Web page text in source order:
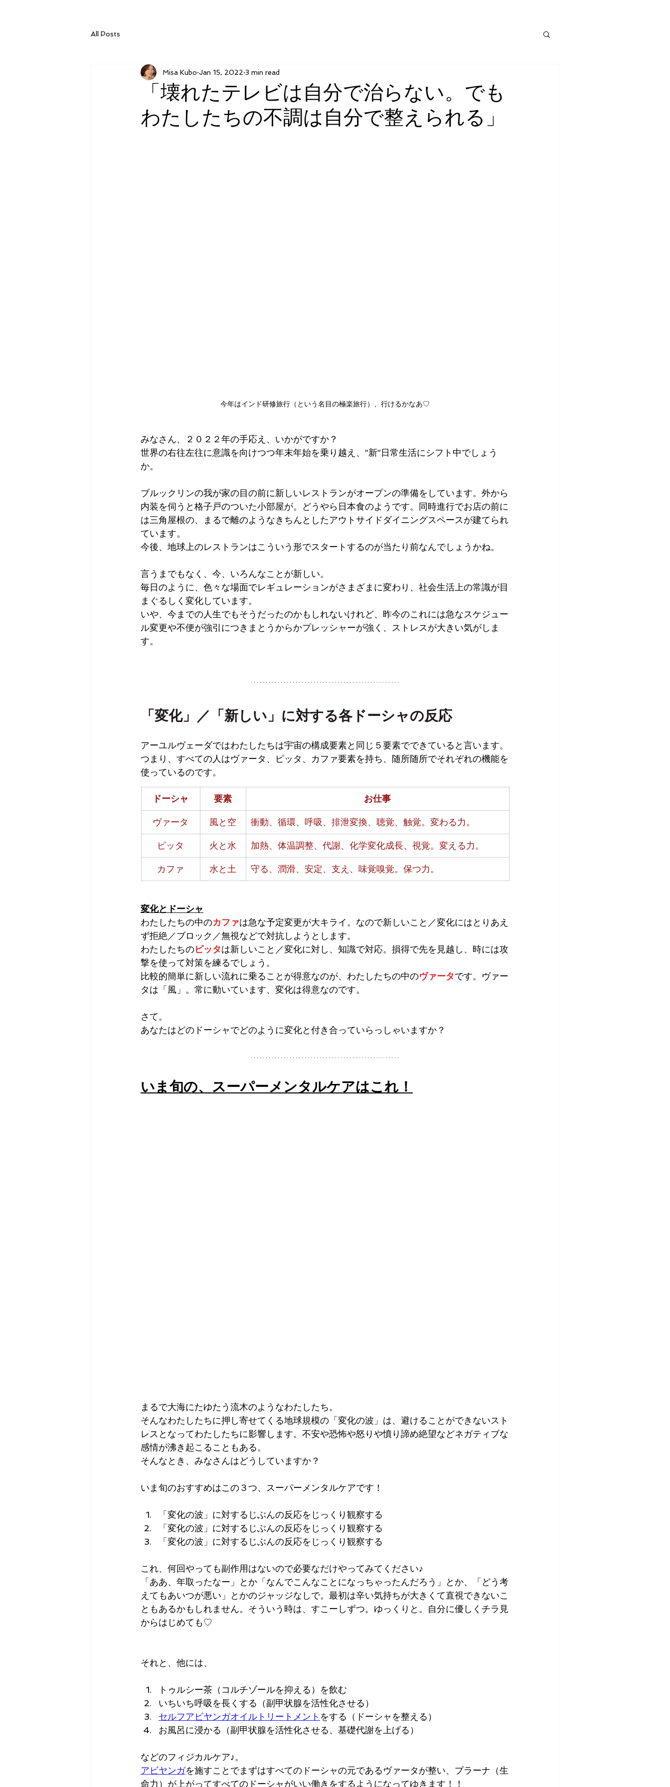
All Posts
「壊れたテレビは自分で治らない。でも
わたしたちの不調は自分で整えられる」
Misa Kubo Jan 15, 2022 3 min read
今年はインド研修旅行（という名目の極楽旅行）、行けるかなあ♡
みなさん、２０２２年の手応え、いかがですか？
世界の右往左往に意識を向けつつ年末年始を乗り越え、”新”日常生活にシフト中でしょう
か。
ブルックリンの我が家の目の前に新しいレストランがオープンの準備をしています。外から
内装を伺うと格子戸のついた小部屋が。どうやら日本食のようです。同時進行でお店の前に
は三角屋根の、まるで離のようなきちんとしたアウトサイドダイニングスペースが建てられ
ています。
今後、地球上のレストランはこういう形でスタートするのが当たり前なんでしょうかね。
言うまでもなく、今、いろんなことが新しい。
毎日のように、色々な場面でレギュレーションがさまざまに変わり、社会生活上の常識が目
まぐるしく変化しています。
いや、今までの人生でもそうだったのかもしれないけれど、昨今のこれには急なスケジュー
ル変更や不便が強引につきまとうからかプレッシャーが強く、ストレスが大きい気がしま
す。
「変化」／「新しい」に対する各ドーシャの反応
アーユルヴェーダではわたしたちは宇宙の構成要素と同じ５要素でできていると言います。
つまり、すべての人はヴァータ、ピッタ、カファ要素を持ち、随所随所でそれぞれの機能を
使っているのです。
ドーシャ 要素 お仕事
ヴァータ 風と空 衝動、循環、呼吸、排泄変換、聴覚、触覚。変わる力。
ピッタ 火と水 加熱、体温調整、代謝、化学変化成長、視覚。変える力。
カファ 水と土 守る、潤滑、安定、支え、味覚嗅覚。保つ力。
変化とドーシャ
わたしたちの中のカファは急な予定変更が大キライ。なので新しいこと／変化にはとりあえ
ず拒絶／ブロック／無視などで対抗しようとします。
わたしたちのピッタは新しいこと／変化に対し、知識で対応。損得で先を見越し、時には攻
撃を使って対策を練るでしょう。
比較的簡単に新しい流れに乗ることが得意なのが、わたしたちの中のヴァータです。ヴァー
タは「風」。常に動いています、変化は得意なのです。
さて。
あなたはどのドーシャでどのように変化と付き合っていらっしゃいますか？
いま旬の、スーパーメンタルケアはこれ！
まるで大海にたゆたう流木のようなわたしたち。
そんなわたしたちに押し寄せてくる地球規模の「変化の波」は、避けることができないスト
レスとなってわたしたちに影響します。不安や恐怖や怒りや憤り諦め絶望などネガティブな
感情が沸き起こることもある。
そんなとき、みなさんはどうしていますか？
いま旬のおすすめはこの３つ、スーパーメンタルケアです！
「変化の波」に対するじぶんの反応をじっくり観察する
「変化の波」に対するじぶんの反応をじっくり観察する
「変化の波」に対するじぶんの反応をじっくり観察する
これ、何回やっても副作用はないので必要なだけやってみてください♪
「ああ、年取ったなー」とか「なんでこんなことになっちゃったんだろう」とか、「どう考
えてもあいつが悪い」とかのジャッジなしで。最初は辛い気持ちが大きくて直視できないこ
ともあるかもしれません。そういう時は、すこーしずつ。ゆっくりと。自分に優しくチラ見
からはじめても♡
それと、他には、
トゥルシー茶（コルチゾールを抑える）を飲む
いちいち呼吸を長くする（副甲状腺を活性化させる）
セルフアビヤンガオイルトリートメント をする（ドーシャを整える）
お風呂に浸かる（副甲状腺を活性化させる、基礎代謝を上げる）
などのフィジカルケア♪。
アビヤンガを施すことでまずはすべてのドーシャの元であるヴァータが整い、プラーナ（生
命力）が上がってすべてのドーシャがいい働きをするようになってゆきます！！